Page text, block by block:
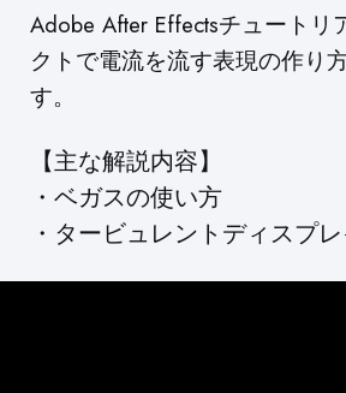
Adobe After Effectsチュートリ
クトで電流を流す表現の作り
す。
【主な解説内容】
・ベガスの使い方
・タービュレントディスプ